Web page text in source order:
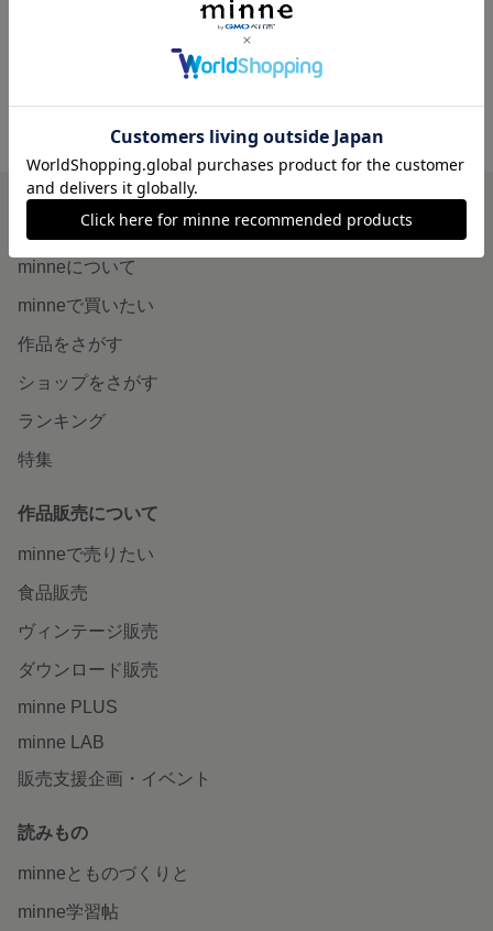
750円
Airi♡handmade の作品一覧
minneを知る
minneについて
minneで買いたい
作品をさがす
ショップをさがす
ランキング
特集
作品販売について
minneで売りたい
食品販売
ヴィンテージ販売
ダウンロード販売
minne PLUS
minne LAB
販売支援企画・イベント
読みもの
minneとものづくりと
minne学習帖